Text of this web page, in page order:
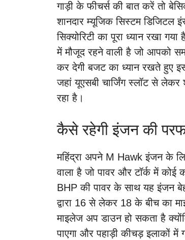
गाड़ी के फीचर्स की बात करें तो
शानदार म्यूजिक सिस्टम
सिक्योरिटी का पूरा ध्यान रखा
में मौजूद रहने वाली है जो आपको
कर देगी बजट का ध्यान रखते हुए
जहां यूएसबी चार्जिंग स्लॉट से लेकर
रहा है।
कैसे रहेगी इंजन की
महिंद्रा अपने M Hawk इंजन के
वाला है जो पावर और टॉर्क में
BHP की पावर के साथ यह इंजन
द्वारा 16 से लेकर 18 के बीच का
माइलेज अप डाउन हो सकता है
पाएगा और पहाड़ी कीचड़ इलाकों